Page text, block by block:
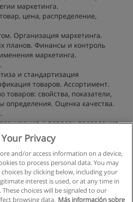
маркетинга.
цена, распределение,
Организация маркетинга.
планов. Финансы и контроль
маркетинга.
и стандартизация
товаров. Ассортимент.
товаров: свойства, показатели,
определения. Оценка качества.
и порядок проведения.
Сертификация. Правовая
контроль и надзор за соблюдением
правил и норм. Ответственность
нормативных документов.
в области
и сертификации.
Privacy
and/or access information on a device,
to process personal data. You may
by clicking below, including your
interest is used, or at any time in
choices will be signaled to our
browsing data. Más información sobre